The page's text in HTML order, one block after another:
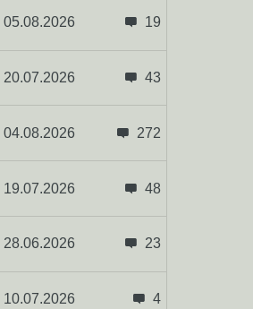
19
05.08.2026
43
20.07.2026
272
04.08.2026
48
19.07.2026
23
28.06.2026
4
10.07.2026